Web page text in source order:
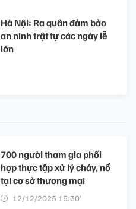
Hà Nội: Ra quân đảm bảo
an ninh trật tự các ngày lễ
lớn
700 người tham gia phối
hợp thực tập xử lý cháy, nổ
tại cơ sở thương mại
12/12/2025 15:30’